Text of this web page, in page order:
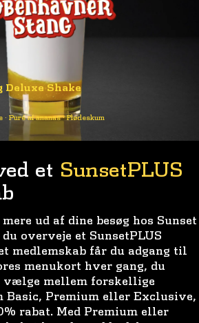
Deluxe Shake
Puré af ananas · Flødeskum
et SunsetPLUS
ud af dine besøg hos Sunset
overveje et SunsetPLUS
medlemskab får du adgang til
menukort hver gang, du
vælge mellem forskellige
Basic, Premium eller Exclusive,
rabat. Med Premium eller